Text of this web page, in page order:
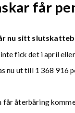
får
nu sitt
fick det i april
nu ut till 1 368 916
får återbäring